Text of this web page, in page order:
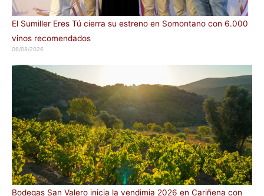
El Sumiller Eres Tú cierra su estreno en Somontano con 6.000
vinos recomendados
06/08/2026
Bodegas San Valero inicia la vendimia 2026 en Cariñena con